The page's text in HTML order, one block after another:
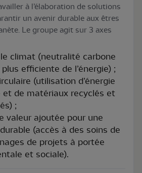
à l’élaboration de solutions
un avenir durable aux êtres
Le groupe agit sur 3 axes
le climat (neutralité carbone
efficiente de l’énergie) ;
(utilisation d’énergie
et de matériaux recyclés et
;
valeur ajoutée pour une
(accès à des soins de
de projets à portée
et sociale).